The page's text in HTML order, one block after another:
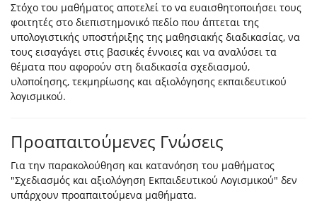
Στόχο του μαθήματος αποτελεί το να ευαισθητοποιήσει τους
φοιτητές στο διεπιστημονικό πεδίο που άπτεται της
υπολογιστικής υποστήριξης της μαθησιακής διαδικασίας, να
τους εισαγάγει στις βασικές έννοιες και να αναλύσει τα
θέματα που αφορούν στη διαδικασία σχεδιασμού,
υλοποίησης, τεκμηρίωσης και αξιολόγησης εκπαιδευτικού
λογισμικού.
Προαπαιτούμενες Γνώσεις
Για την παρακολούθηση και κατανόηση του μαθήματος
"Σχεδιασμός και αξιολόγηση Εκπαιδευτικού Λογισμικού" δεν
υπάρχουν προαπαιτούμενα μαθήματα.